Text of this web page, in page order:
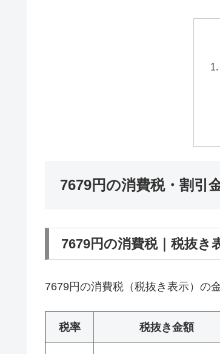
7679円の消費税・割引
7679円の消費税｜税抜き
7679円の消費税（税抜き表示）の
税率 税抜き金額